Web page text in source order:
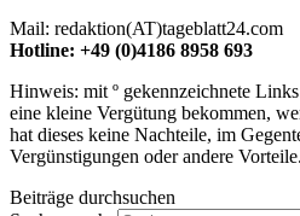
Mail: redaktion(AT)tageblatt24.com
Hotline: +49 (0)4186 8958 693
Hinweis: mit º gekennzeichnete
eine kleine Vergütung bekommen,
hat dieses keine Nachteile, im
Vergünstigungen oder andere Vorteile.
Beiträge durchsuchen